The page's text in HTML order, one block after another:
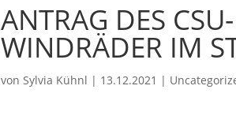
ANTRAG DES
WINDRÄDER IM
von Sylvia Kühnl | 13.12.2021 |